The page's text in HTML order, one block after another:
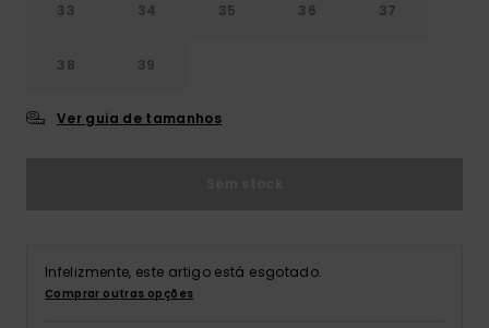
33 34 35 36 37
38 39
Ver guia de tamanhos
Infelizmente, este artigo está esgotado.
Comprar outras opções